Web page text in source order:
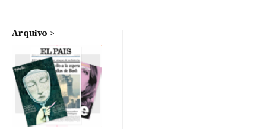
Arquivo